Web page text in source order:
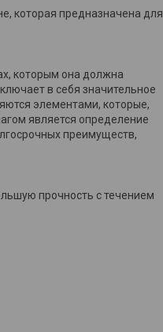
которая предназначена для
которым она должна
в себя значительное
элементами, которые,
является определение
преимуществ,
прочность с течением